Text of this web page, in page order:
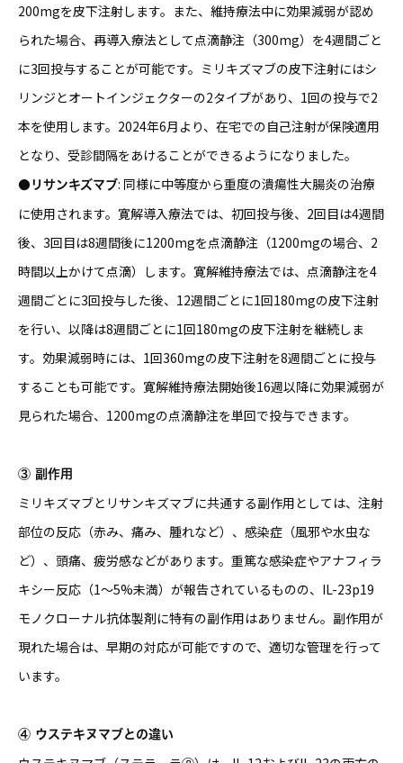
200mgを皮下注射します。また、維持療法中に効果減弱が認め
られた場合、再導入療法として点滴静注（300mg）を4週間ごと
に3回投与することが可能です。ミリキズマブの皮下注射にはシ
リンジとオートインジェクターの2タイプがあり、1回の投与で2
本を使用します。2024年6月より、在宅での自己注射が保険適用
となり、受診間隔をあけることができるようになりました。
●リサンキズマブ: 同様に中等度から重度の潰瘍性大腸炎の治療
に使用されます。寛解導入療法では、初回投与後、2回目は4週間
後、3回目は8週間後に1200mgを点滴静注（1200mgの場合、2
時間以上かけて点滴）します。寛解維持療法では、点滴静注を4
週間ごとに3回投与した後、12週間ごとに1回180mgの皮下注射
を行い、以降は8週間ごとに1回180mgの皮下注射を継続しま
す。効果減弱時には、1回360mgの皮下注射を8週間ごとに投与
することも可能です。寛解維持療法開始後16週以降に効果減弱が
見られた場合、1200mgの点滴静注を単回で投与できます。
③ 副作用
ミリキズマブとリサンキズマブに共通する副作用としては、注射
部位の反応（赤み、痛み、腫れなど）、感染症（風邪や水虫な
ど）、頭痛、疲労感などがあります。重篤な感染症やアナフィラ
キシー反応（1〜5%未満）が報告されているものの、IL-23p19
モノクローナル抗体製剤に特有の副作用はありません。副作用が
現れた場合は、早期の対応が可能ですので、適切な管理を行って
います。
④ ウステキヌマブとの違い